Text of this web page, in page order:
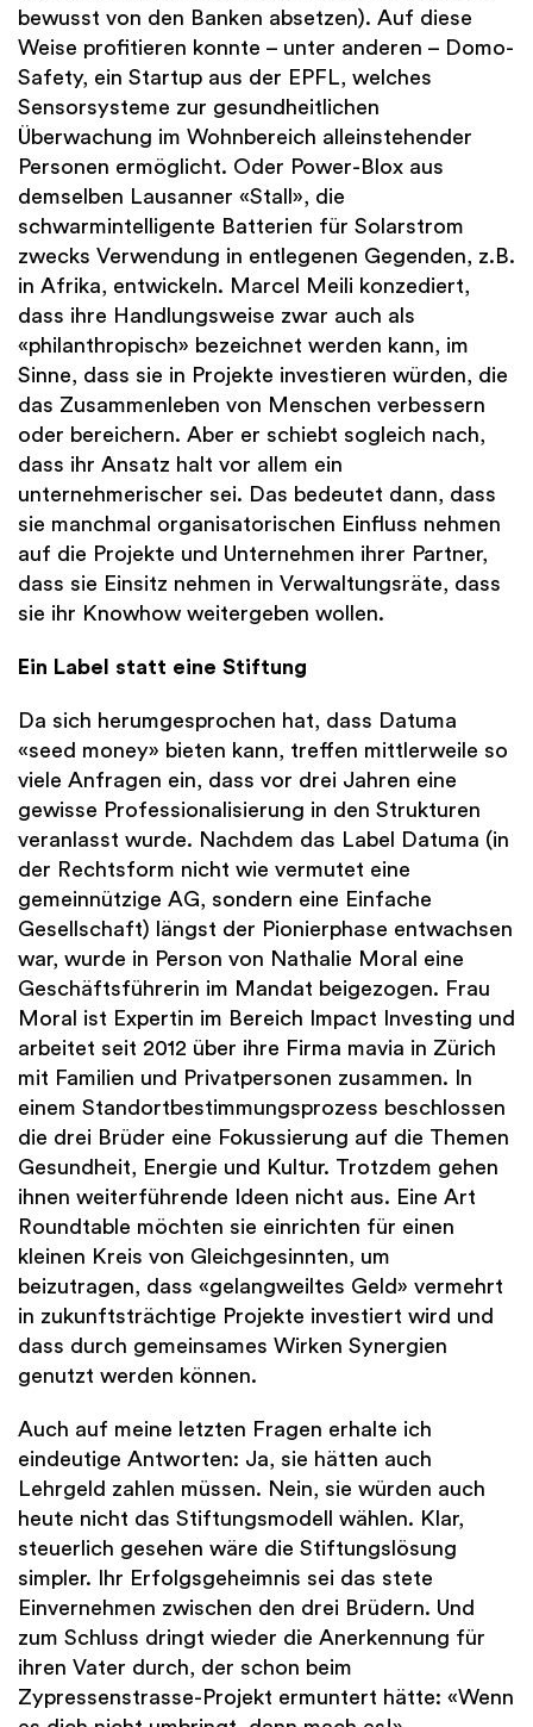
bewusst von den Banken absetzen). Auf diese
Weise profitieren konnte – unter anderen – Domo-
Safety, ein Startup aus der EPFL, welches
Sensorsysteme zur gesundheitlichen
Überwachung im Wohnbereich alleinstehender
Personen ermöglicht. Oder Power-Blox aus
demselben Lausanner «Stall», die
schwarmintelligente Batterien für Solarstrom
zwecks Verwendung in entlegenen Gegenden, z.B.
in Afrika, entwickeln. Marcel Meili konzediert,
dass ihre Handlungsweise zwar auch als
«philanthropisch» bezeichnet werden kann, im
Sinne, dass sie in Projekte investieren würden, die
das Zusammenleben von Menschen verbessern
oder bereichern. Aber er schiebt sogleich nach,
dass ihr Ansatz halt vor allem ein
unternehmerischer sei. Das bedeutet dann, dass
sie manchmal organisatorischen Einfluss nehmen
auf die Projekte und Unternehmen ihrer Partner,
dass sie Einsitz nehmen in Verwaltungsräte, dass
sie ihr Knowhow weitergeben wollen.
Ein Label statt eine Stiftung
Da sich herumgesprochen hat, dass Datuma
«seed money» bieten kann, treffen mittlerweile so
viele Anfragen ein, dass vor drei Jahren eine
gewisse Professionalisierung in den Strukturen
veranlasst wurde. Nachdem das Label Datuma (in
der Rechtsform nicht wie vermutet eine
gemeinnützige AG, sondern eine Einfache
Gesellschaft) längst der Pionierphase entwachsen
war, wurde in Person von Nathalie Moral eine
Geschäftsführerin im Mandat beigezogen. Frau
Moral ist Expertin im Bereich Impact Investing und
arbeitet seit 2012 über ihre Firma mavia in Zürich
mit Familien und Privatpersonen zusammen. In
einem Standortbestimmungsprozess beschlossen
die drei Brüder eine Fokussierung auf die Themen
Gesundheit, Energie und Kultur. Trotzdem gehen
ihnen weiterführende Ideen nicht aus. Eine Art
Roundtable möchten sie einrichten für einen
kleinen Kreis von Gleichgesinnten, um
beizutragen, dass «gelangweiltes Geld» vermehrt
in zukunftsträchtige Projekte investiert wird und
dass durch gemeinsames Wirken Synergien
genutzt werden können.
Auch auf meine letzten Fragen erhalte ich
eindeutige Antworten: Ja, sie hätten auch
Lehrgeld zahlen müssen. Nein, sie würden auch
heute nicht das Stiftungsmodell wählen. Klar,
steuerlich gesehen wäre die Stiftungslösung
simpler. Ihr Erfolgsgeheimnis sei das stete
Einvernehmen zwischen den drei Brüdern. Und
zum Schluss dringt wieder die Anerkennung für
ihren Vater durch, der schon beim
Zypressenstrasse-Projekt ermuntert hätte: «Wenn